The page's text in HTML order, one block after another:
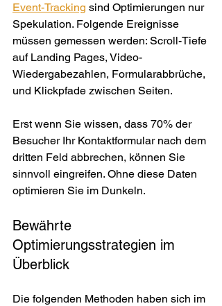
Event-Tracking sind Optimierungen nur
Spekulation. Folgende Ereignisse
müssen gemessen werden: Scroll-Tiefe
auf Landing Pages, Video-
Wiedergabezahlen, Formularabbrüche,
und Klickpfade zwischen Seiten.
Erst wenn Sie wissen, dass 70% der
Besucher Ihr Kontaktformular nach dem
dritten Feld abbrechen, können Sie
sinnvoll eingreifen. Ohne diese Daten
optimieren Sie im Dunkeln.
Bewährte
Optimierungsstrategien im
Überblick
Die folgenden Methoden haben sich im